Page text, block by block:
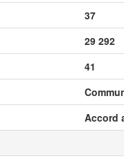
37
29 292
41
Accord